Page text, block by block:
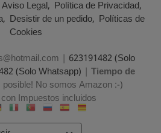
Aviso Legal Política de Privacidad
Desistir de un pedido Políticas de
Cookies
| 623191482 (Solo
(Solo Whatsapp) | Tiempo de
posible! No somos Amazon :-)
Impuestos incluidos